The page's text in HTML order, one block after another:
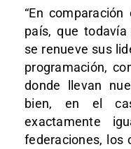
“En
país, que
se renueve sus
programación,
donde llevan
bien, en el
exactamente
federaciones, los